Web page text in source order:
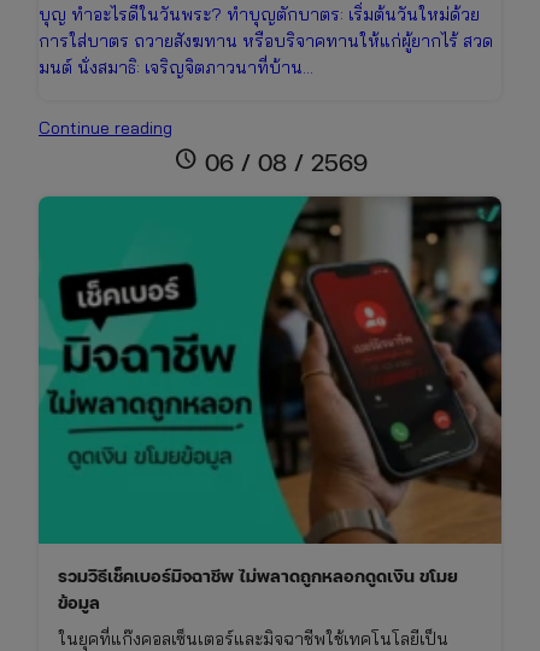
บุญ ทำอะไรดีในวันพระ? ทำบุญตักบาตร: เริ่มต้นวันใหม่ด้วย
การใส่บาตร ถวายสังฆทาน หรือบริจาคทานให้แก่ผู้ยากไร้ สวด
มนต์ นั่งสมาธิ: เจริญจิตภาวนาที่บ้าน…
Continue reading
วันพระ
เช็ก
วัน
มงคล
ไทย-
จีน
และ
เทศกาล
สารท
จีน
schedule 06 / 08 / 2569
รวมวิธีเช็คเบอร์มิจฉาชีพ ไม่พลาดถูกหลอกดูดเงิน ขโมย
ข้อมูล
ในยุคที่แก๊งคอลเซ็นเตอร์และมิจฉาชีพใช้เทคโนโลยีเป็น